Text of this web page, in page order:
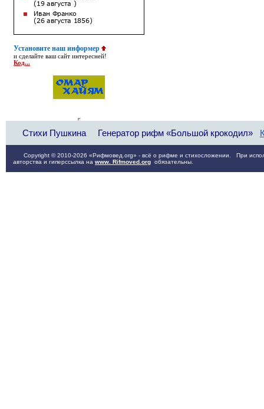
Установите наш информер
и сделайте ваш сайт интересней!
Код...
Стихи Пушкина Генератор рифм «Большой крокодил»
Copyright © 2010-2026 «Рифмовед.org» - всё о рифме и стихосложении. При
авторства и гиперссылка на www. Rifmoved.org обязательны.